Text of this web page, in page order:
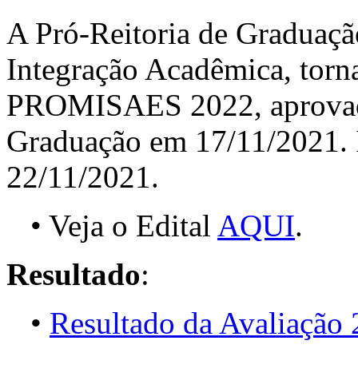
A Pró-Reitoria de
Integração Acadêmica,
PROMISAES 2022,
Graduação em 17/11/
22/11/2021.
• Veja o Edital AQUI.
Resultado:
• Resultado da Avaliação